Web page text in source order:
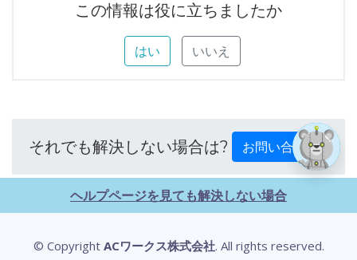
この情報は役に立ちましたか
はい いいえ
それでも解決しない場合は? お問い合わせ
ヘルプページを見ても解決しない場合
© Copyright ACワークス株式会社. All rights reserved.